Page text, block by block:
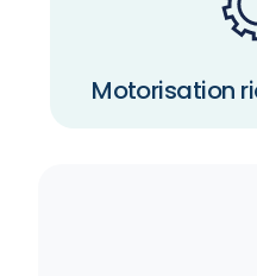
Motorisation